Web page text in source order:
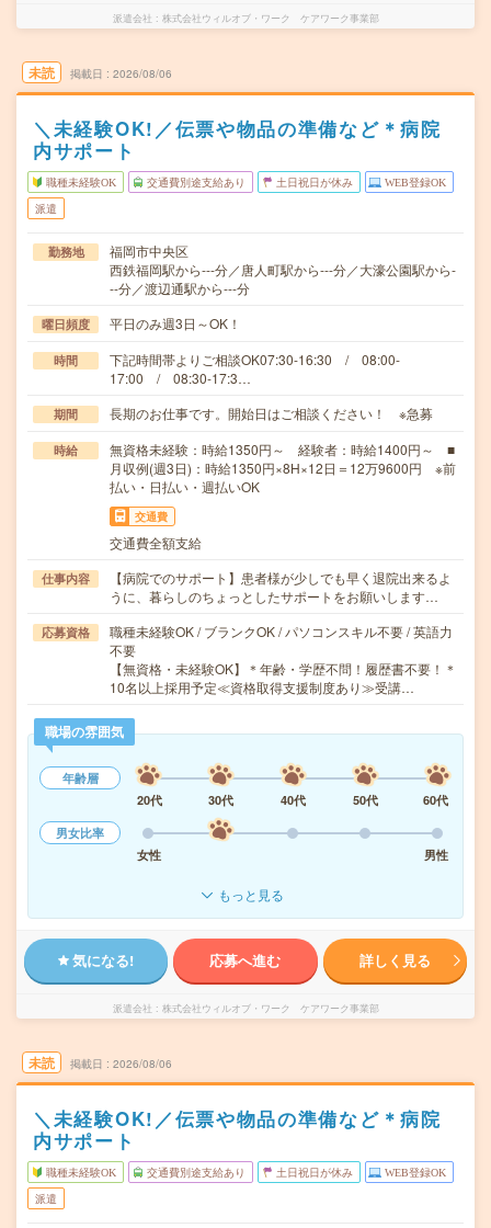
派遣会社 株式会社ウィルオブ・ワーク ケアワーク事業部
未読 掲載日 2026/08/06
＼未経験OK!／伝票や物品の準備など＊病院
内サポート
職種未経験OK 交通費別途支給あり 土日祝日が休み WEB登録OK
派遣
勤務地
福岡市中央区
西鉄福岡駅から---分／唐人町駅から---分／大濠公園駅から-
--分／渡辺通駅から---分
曜日頻度 平日のみ週3日～OK！
時間
下記時間帯よりご相談OK07:30-16:30 / 08:00-
17:00 / 08:30-17:3…
期間 長期のお仕事です。開始日はご相談ください！ ※急募
時給
無資格未経験：時給1350円～ 経験者：時給1400円～ ■
月収例(週3日)：時給1350円×8H×12日＝12万9600円 ※前
払い・日払い・週払いOK
交通費
交通費全額支給
仕事内容
【病院でのサポート】患者様が少しでも早く退院出来るよ
うに、暮らしのちょっとしたサポートをお願いします…
応募資格
職種未経験OK / ブランクOK / パソコンスキル不要 / 英語力
不要
【無資格・未経験OK】＊年齢・学歴不問！履歴書不要！＊
10名以上採用予定≪資格取得支援制度あり≫受講…
職場の雰囲気
年齢層
20代
30代 40代 50代
60代
男女比率
女性
男性
もっと見る
気になる! 応募へ進む 詳しく見る
派遣会社 株式会社ウィルオブ・ワーク ケアワーク事業部
未読 掲載日 2026/08/06
＼未経験OK!／伝票や物品の準備など＊病院
内サポート
職種未経験OK 交通費別途支給あり 土日祝日が休み WEB登録OK
派遣